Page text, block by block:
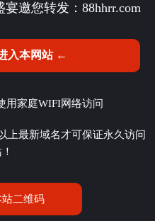
邀您转发： 88hhrr.com
入本网站 ←
用家庭WIFI网络访问
上最新域名才可保证永久访问
二维码